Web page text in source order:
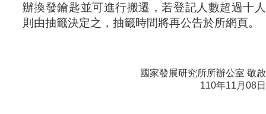
術
辦換發鑰匙並可進行搬遷，若登記人數超過十人
則由抽籤決定之，抽籤時間將再公告於所網頁。
國家發展研究所所辦公室 敬啟
110年11 月 08日